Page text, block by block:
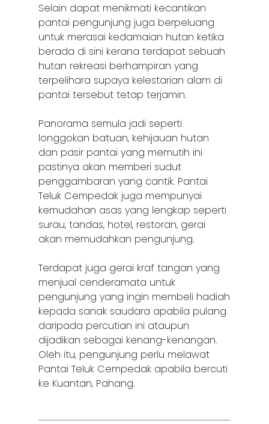
Selain dapat menikmati kecantikan
pantai pengunjung juga berpeluang
untuk merasai kedamaian hutan ketika
berada di sini kerana terdapat sebuah
hutan rekreasi berhampiran yang
terpelihara supaya kelestarian alam di
pantai tersebut tetap terjamin.
Panorama semula jadi seperti
longgokan batuan, kehijauan hutan
dan pasir pantai yang memutih ini
pastinya akan memberi sudut
penggambaran yang cantik. Pantai
Teluk Cempedak juga mempunyai
kemudahan asas yang lengkap seperti
surau, tandas, hotel, restoran, gerai
akan memudahkan pengunjung.
Terdapat juga gerai kraf tangan yang
menjual cenderamata untuk
pengunjung yang ingin membeli hadiah
kepada sanak saudara apabila pulang
daripada percutian ini ataupun
dijadikan sebagai kenang-kenangan.
Oleh itu, pengunjung perlu melawat
Pantai Teluk Cempedak apabila bercuti
ke Kuantan, Pahang.